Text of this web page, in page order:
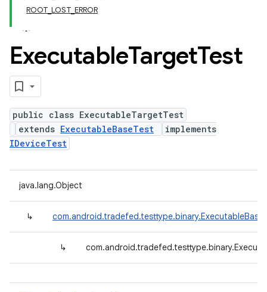
ROOT_LOST_ERROR
ExecutableTargetTest
public class ExecutableTargetTest
extends ExecutableBaseTest
implements
IDeviceTest
java.lang.Object
↳
↳